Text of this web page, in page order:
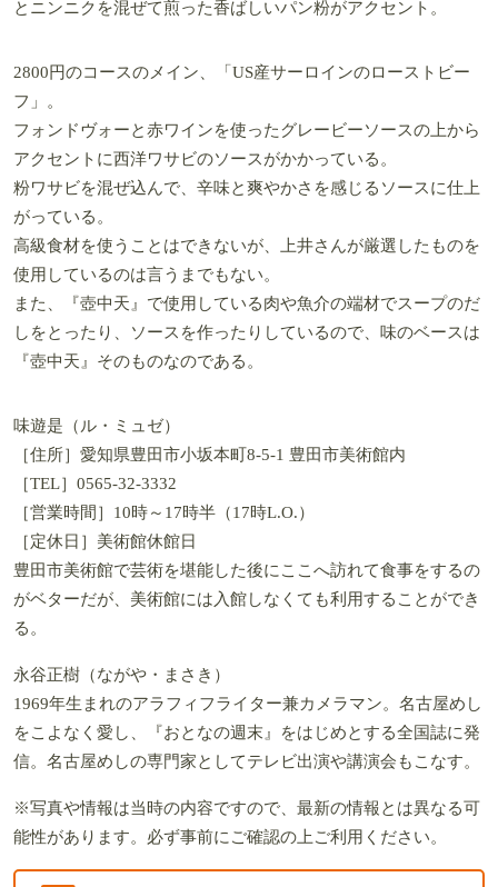
とニンニクを混ぜて煎った香ばしいパン粉がアクセント。
2800円のコースのメイン、「US産サーロインのローストビー
フ」。
フォンドヴォーと赤ワインを使ったグレービーソースの上から
アクセントに西洋ワサビのソースがかかっている。
粉ワサビを混ぜ込んで、辛味と爽やかさを感じるソースに仕上
がっている。
高級食材を使うことはできないが、上井さんが厳選したものを
使用しているのは言うまでもない。
また、『壺中天』で使用している肉や魚介の端材でスープのだ
しをとったり、ソースを作ったりしているので、味のベースは
『壺中天』そのものなのである。
味遊是（ル・ミュゼ）
［住所］愛知県豊田市小坂本町8-5-1 豊田市美術館内
［TEL］0565-32-3332
［営業時間］10時～17時半（17時L.O.）
［定休日］美術館休館日
豊田市美術館で芸術を堪能した後にここへ訪れて食事をするの
がベターだが、美術館には入館しなくても利用することができ
る。
永谷正樹（ながや・まさき）
1969年生まれのアラフィフライター兼カメラマン。名古屋めし
をこよなく愛し、『おとなの週末』をはじめとする全国誌に発
信。名古屋めしの専門家としてテレビ出演や講演会もこなす。
※写真や情報は当時の内容ですので、最新の情報とは異なる可
能性があります。必ず事前にご確認の上ご利用ください。